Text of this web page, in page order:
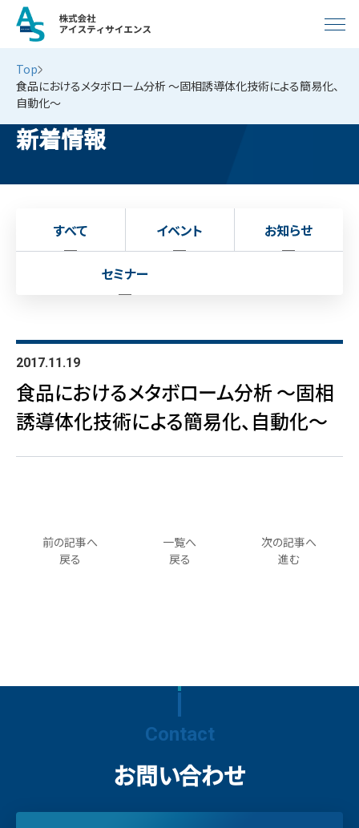
Top
食品におけるメタボローム分析 〜固相誘導体化技術による簡易化、
⾃動化〜
新着情報
すべて イベント お知らせ
セミナー
2017.11.19
食品におけるメタボローム分析 〜固相
誘導体化技術による簡易化、⾃動化〜
一覧へ
戻る
前の記事へ
戻る
次の記事へ
進む
Contact
お問い合わせ